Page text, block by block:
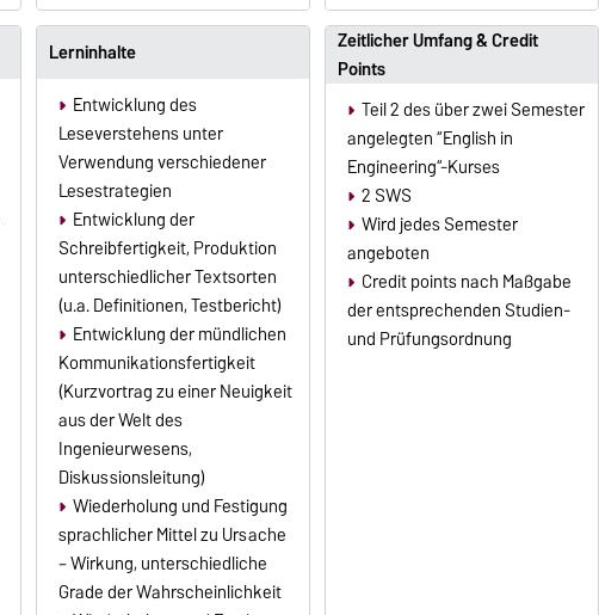
Lerninhalte
Entwicklung des
Leseverstehens unter
Verwendung verschiedener
Lesestrategien
Entwicklung der
Schreibfertigkeit, Produktion
unterschiedlicher Textsorten
(u.a. Definitionen, Testbericht)
Entwicklung der mündlichen
Kommunikationsfertigkeit
(Kurzvortrag zu einer Neuigkeit
aus der Welt des
Ingenieurwesens,
Diskussionsleitung)
Wiederholung und Festigung
sprachlicher Mittel zu Ursache
– Wirkung, unterschiedliche
Grade der Wahrscheinlichkeit
Zeitlicher Umfang & Credit
Points
Teil 2 des über zwei Semester
angelegten “English in
Engineering“-Kurses
2 SWS
Wird jedes Semester
angeboten
Credit points nach Maßgabe
der entsprechenden Studien-
und Prüfungsordnung